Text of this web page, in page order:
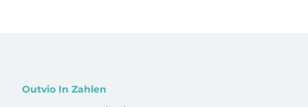
Outvio In Zahlen